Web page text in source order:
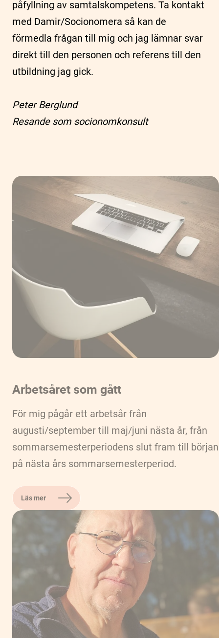
påfyllning av samtalskompetens. Ta kontakt
med Damir/Socionomera så kan de
förmedla frågan till mig och jag lämnar svar
direkt till den personen och referens till den
utbildning jag gick.
Peter Berglund
Resande som socionomkonsult
Arbetsåret som gått
För mig pågår ett arbetsår från
augusti/september till maj/juni nästa år, från
sommarsemesterperiodens slut fram till början
på nästa års sommarsemesterperiod.
Läs mer